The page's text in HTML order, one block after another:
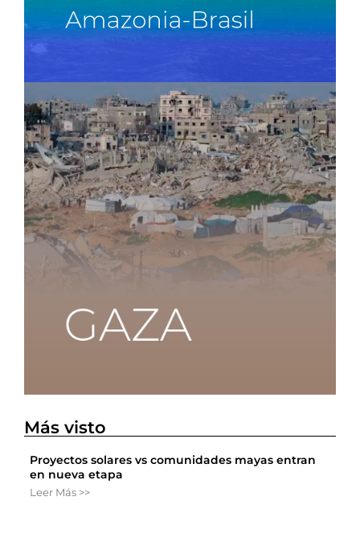
Más visto
Proyectos solares vs comunidades mayas entran
en nueva etapa
Leer Más >>